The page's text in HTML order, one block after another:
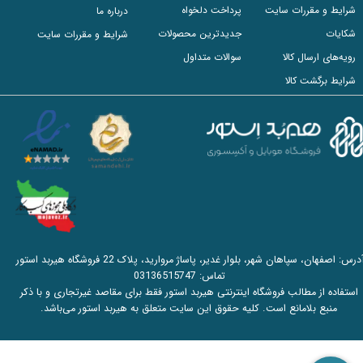
شرایط و مقررات سایت
شکایات
رویه‌های ارسال کالا
شرایط برگشت کالا
پرداخت دلخواه
جدیدترین محصولات
سوالات متداول
درباره ما
شرایط و مقررات سایت
آدرس: اصفهان، سپاهان شهر، بلوار غدیر، پاساژ مروارید، پلاک 22 فروشگاه هیربد استور
تماس: 03136515747
استفاده از مطالب فروشگاه اینترنتی هیربد استور فقط برای مقاصد غیرتجاری و با ذکر
منبع بلامانع است. کلیه حقوق این سایت متعلق به هیربد استور می‌باشد.​​​​​​​